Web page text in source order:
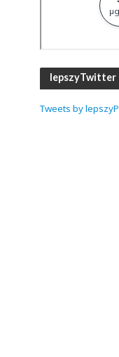
lepszyTwitter
Tweets by